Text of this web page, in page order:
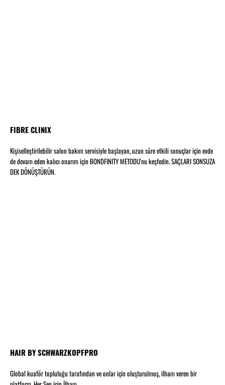
FIBRE CLINIX
Kişiselleştirilebilir salon bakım servisiyle başlayan, uzun süre etkili sonuçlar için evde
de devam eden kalıcı onarım için BONDFINITY METODU'nu keşfedin. SAÇLARI SONSUZA
DEK DÖNÜŞTÜRÜN.
HAIR BY SCHWARZKOPFPRO
Global kuaför topluluğu tarafından ve onlar için oluşturulmuş, ilham veren bir